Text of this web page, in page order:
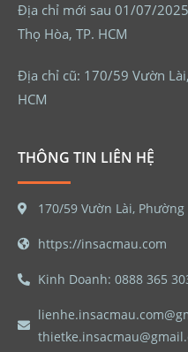
Địa chỉ mới sau 01/07/
Thọ Hòa, TP. HCM
Địa chỉ cũ: 170/59 Vườn
HCM
THÔNG TIN LIÊN HỆ
170/59 Vườn Lài, Phường
https://insacmau.com
Kinh Doanh: 0888 365